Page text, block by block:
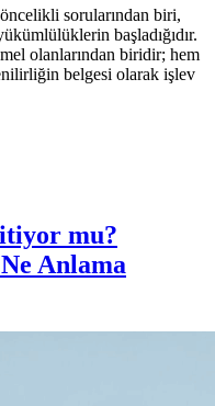
sorularından biri,
başladığıdır.
olanlarından biridir; hem
belgesi olarak işlev
mu?
Anlama